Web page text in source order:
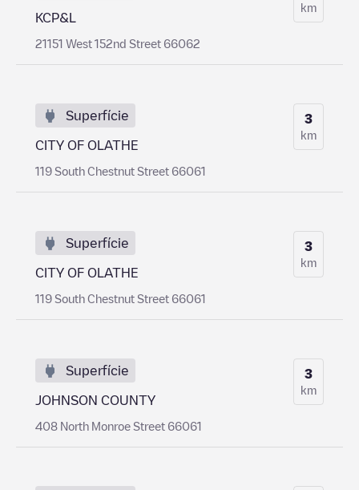
KCP&L
21151 West 152nd Street 66062
km
Superfície
CITY OF OLATHE
119 South Chestnut Street 66061
3
km
Superfície
CITY OF OLATHE
119 South Chestnut Street 66061
3
km
Superfície
JOHNSON COUNTY
408 North Monroe Street 66061
3
km